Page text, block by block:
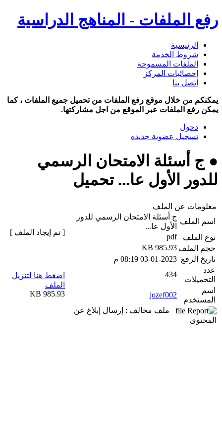
رفع الملفات - المناهج الدراسية
الرئيسية
شروط الخدمة
الملفات المسموحة
إحصائيات المركز
اتصل بنا
يمكنكم من خلال موقع رفع الملفات من تحميل جميع الملفات ، كما
يمكن رفع الملفات عبر الموقع من اجل مشاركتها.
دخول
تسجيل عضوية جديده
● ج أسئلة الامتحان الرسمي
للدور الأول عا... تحميل
معلومات عن الملف
اسم الملف
ج أسئلة الامتحان الرسمي للدور
الأول عا...
نوع الملف
pdf
حجم الملف 985.93 KB
تاريخ الرفع 03-01-2023 08:19 م
عدد
التحميلات
434
اسم
المستخدم
jozef002
ملف مخالف : إرسال إبلاغ عن
المحتوى
[ تم إيجاد الملف ]
اضغط هنا لتنزيل
الملف
985.93 KB